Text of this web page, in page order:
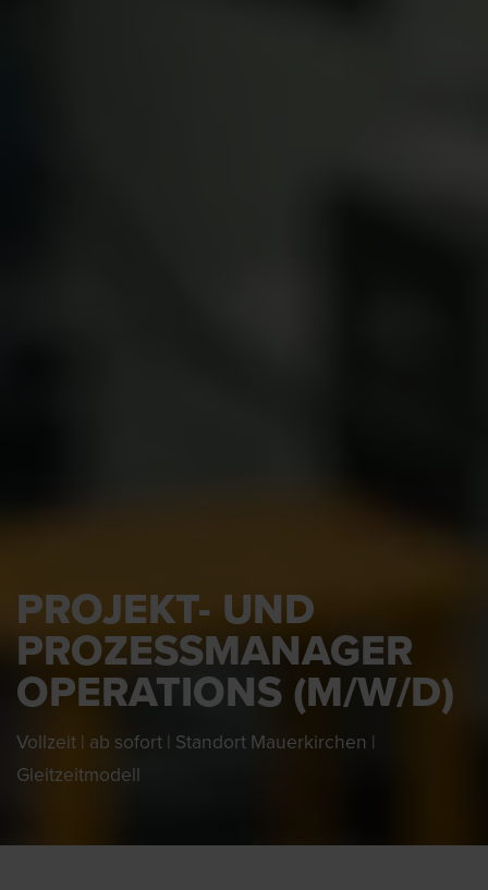
PROJEKT- UND
PROZESSMANAGER
OPERATIONS (M/W/D)
Vollzeit | ab sofort | Standort Mauerkirchen |
Gleitzeitmodell